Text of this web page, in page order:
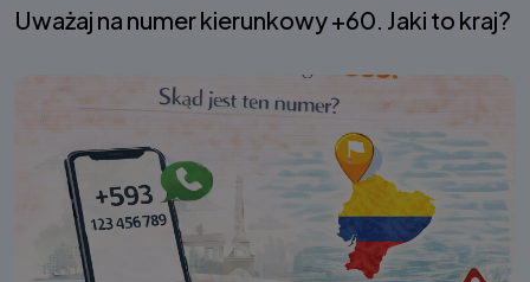
Uważaj na numer kierunkowy +60. Jaki to kraj?